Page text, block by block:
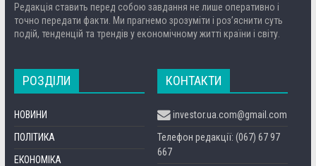
Редакція ставить перед собою завдання не лише оперативно і
точно передати факти. Ми прагнемо зрозуміти і роз’яснити суть
подій, тенденцій та трендів у економічному житті країни і світу.
РОЗДІЛИ
НОВИНИ
ПОЛІТИКА
ЕКОНОМІКА
КОНТАКТИ
investor.ua.com@gmail.com
Телефон редакції: (067) 67 97
667